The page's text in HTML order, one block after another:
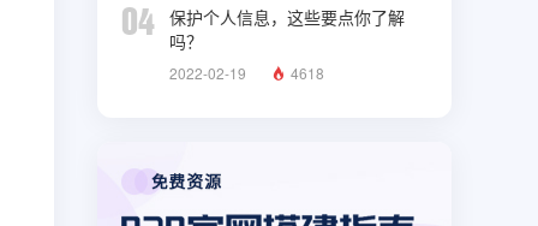
04
保护个人信息，这些要点你了解
吗？
2022-02-19 4618